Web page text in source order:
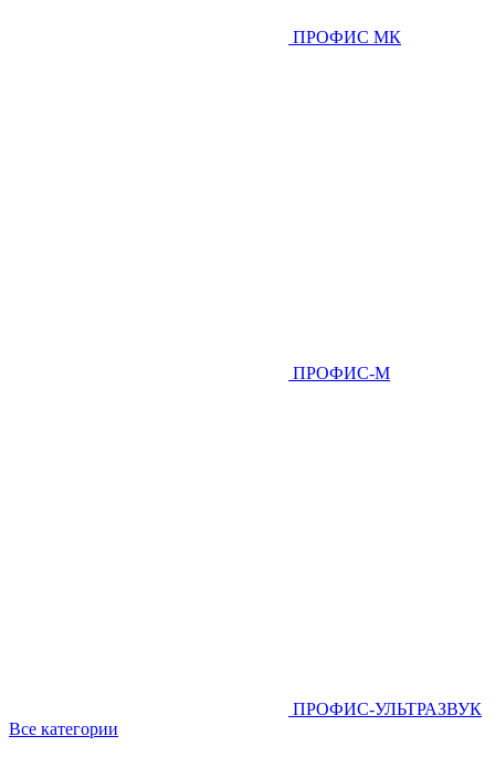
ПРОФИС МК
ПРОФИС-М
ПРОФИС-УЛЬТРАЗВУК
Все категории